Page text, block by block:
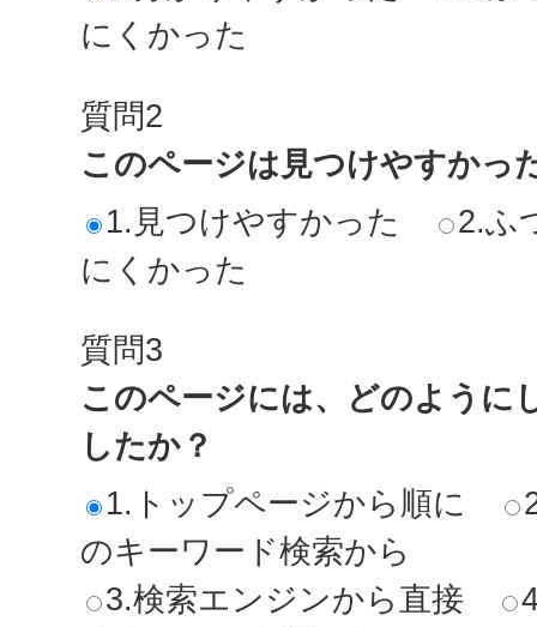
にくかった
質問2
このページは見つけやすかっ
1.見つけやすかった
2.ふ
にくかった
質問3
このページには、どのように
したか？
1.トップページから順に
のキーワード検索から
3.検索エンジンから直接